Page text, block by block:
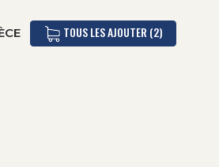
TOUS LES AJOUTER (2)